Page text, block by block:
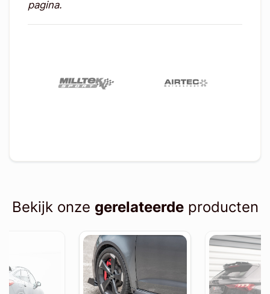
pagina.
Bekijk onze gerelateerdeproducten